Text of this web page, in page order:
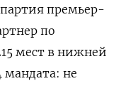
премьер-
по
мест в нижней
мандата: не